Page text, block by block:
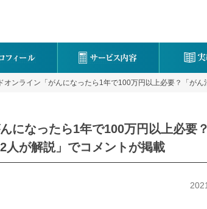
オンライン「がんになったら1年で100万円以上必要？「が
になったら1年で100万円以上必要
人が解説」でコメントが掲載